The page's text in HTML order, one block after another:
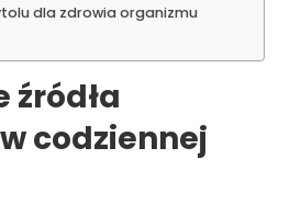
dla zdrowia organizmu
codziennej